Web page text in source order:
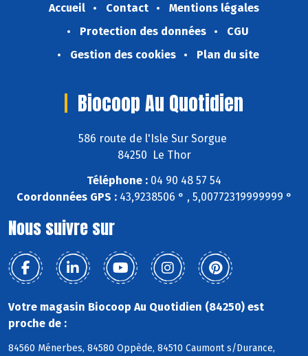
Accueil Contact
Mentions légales
Protection des données
CGU
Gestion des cookies
Plan du site
Biocoop Au Quotidien
586 route de l'Isle Sur Sorgue
84250 Le Thor
Téléphone : 04 90 48 57 54
Coordonnées GPS :43,9238506 ° , 5,00772319999999 °
Nous suivre sur
Votre magasin Biocoop Au Quotidien (84250) est
proche de :
84560 Ménerbes, 84580 Oppède, 84510 Caumont s/Durance,